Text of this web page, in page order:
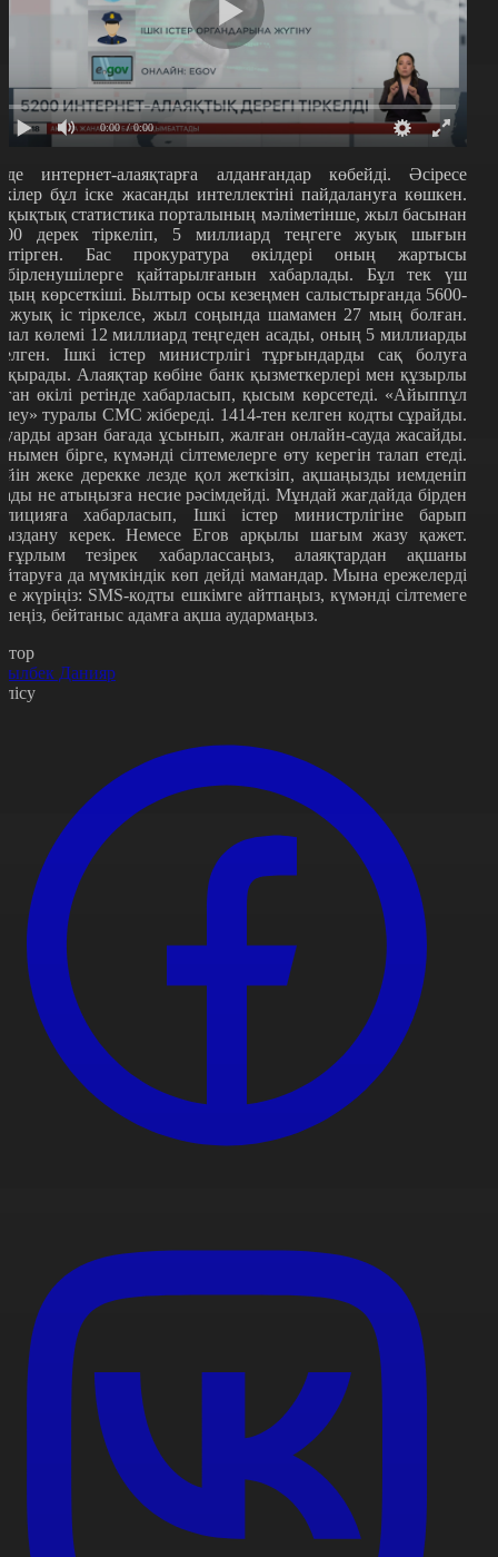
0:00 / 0:00
интернет-алаяқтарға алданғандар көбейді. Әсіресе
бұл іске жасанды интеллектіні пайдалануға көшкен.
статистика порталының мәліметінше, жыл басынан
дерек тіркеліп, 5 миллиард теңгеге жуық шығын
Бас прокуратура өкілдері оның жартысы
қайтарылғанын хабарлады. Бұл тек үш
көрсеткіші. Былтыр осы кезеңмен салыстырғанда 5600-
жуық іс тіркелсе, жыл соңында шамамен 27 мың болған.
көлемі 12 миллиард теңгеден асады, оның 5 миллиарды
Ішкі істер министрлігі тұрғындарды сақ болуға
Алаяқтар көбіне банк қызметкерлері мен құзырлы
өкілі ретінде хабарласып, қысым көрсетеді. «Айыппұл
»туралы СМС жібереді. 1414-тен келген кодты сұрайды.
арзан бағада ұсынып, жалған онлайн-сауда жасайды.
бірге, күмәнді сілтемелерге өту керегін талап етеді.
жеке дерекке лезде қол жеткізіп, ақшаңызды иемденіп
не атыңызға несие рәсімдейді. Мұндай жағдайда бірден
хабарласып, Ішкі істер министрлігіне барып
керек. Немесе Егов арқылы шағым жазу қажет.
тезірек хабарлассаңыз, алаяқтардан ақшаны
да мүмкіндік көп дейді мамандар. Мына ережелерді
жүріңіз: SMS-кодты ешкімге айтпаңыз, күмәнді сілтемеге
бейтаныс адамға ақша аудармаңыз.
Данияр